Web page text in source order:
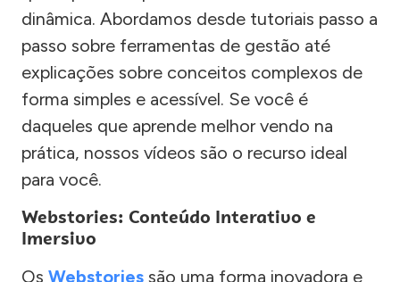
dinâmica. Abordamos desde tutoriais passo a
passo sobre ferramentas de gestão até
explicações sobre conceitos complexos de
forma simples e acessível. Se você é
daqueles que aprende melhor vendo na
prática, nossos vídeos são o recurso ideal
para você.
Webstories: Conteúdo Interativo e
Imersivo
Os Webstories são uma forma inovadora e